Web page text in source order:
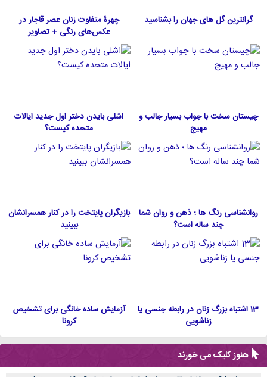
گرانترین گل های جهان را بشناسید
چهرۀ متفاوت زنان عصر قاجار در
عکس‌های رنگی + تصاویر
چیستان سخت با جواب بسیار جالب و
مهیج
اشلی بایدن دختر اول جدید ایالات
متحده كيست؟
روانشناسی رنگ ها ؛ ذهن و روان شما
چند ساله است؟
بازیگران پایتخت را در کنار همسرانشان
ببینید
13 اشتباه بزرگ زنان در رابطه جنسی یا
زناشویی
آزمایش ساده خانگی برای تشخیص
کرونا
هنوز کلیک می خورند